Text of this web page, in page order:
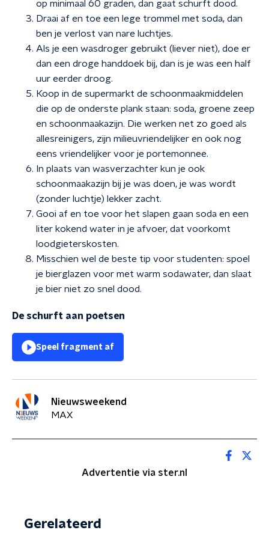
op minimaal 60 graden, dan gaat schurft dood.
Draai af en toe een lege trommel met soda, dan
ben je verlost van nare luchtjes.
Als je een wasdroger gebruikt (liever niet), doe er
dan een droge handdoek bij, dan is je was een half
uur eerder droog.
Koop in de supermarkt de schoonmaakmiddelen
die op de onderste plank staan: soda, groene zeep
en schoonmaakazijn. Die werken net zo goed als
allesreinigers, zijn milieuvriendelijker en ook nog
eens vriendelijker voor je portemonnee.
In plaats van wasverzachter kun je ook
schoonmaakazijn bij je was doen, je was wordt
(zonder luchtje) lekker zacht.
Gooi af en toe voor het slapen gaan soda en een
liter kokend water in je afvoer, dat voorkomt
loodgieterskosten.
Misschien wel de beste tip voor studenten: spoel
je bierglazen voor met warm sodawater, dan slaat
je bier niet zo snel dood.
De schurft aan poetsen
Speel fragment af
Nieuwsweekend
MAX
Advertentie via ster.nl
Gerelateerd